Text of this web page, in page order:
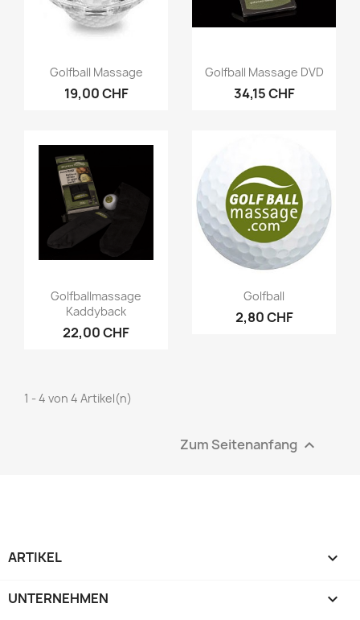
Vorschau
Golfball Massage
19,00 CHF
Vorschau
Golfball Massage DVD
34,15 CHF
Vorschau
Golfballmassage
Kaddyback
22,00 CHF
Vorschau
Golfball
2,80 CHF
1 - 4 von 4 Artikel(n)
Zum Seitenanfang 
ARTIKEL 
UNTERNEHMEN 